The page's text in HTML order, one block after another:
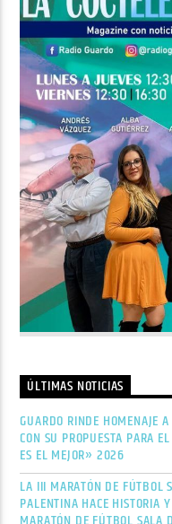
ÚLTIMAS NOTICIAS
GUARDO RINDE HOMENAJE
CON SU PROPUESTA PARA
ES EL MEJOR» 2026
LA III MARATÓN DE FÚTBOL
PALENTINA HACE HISTORIA